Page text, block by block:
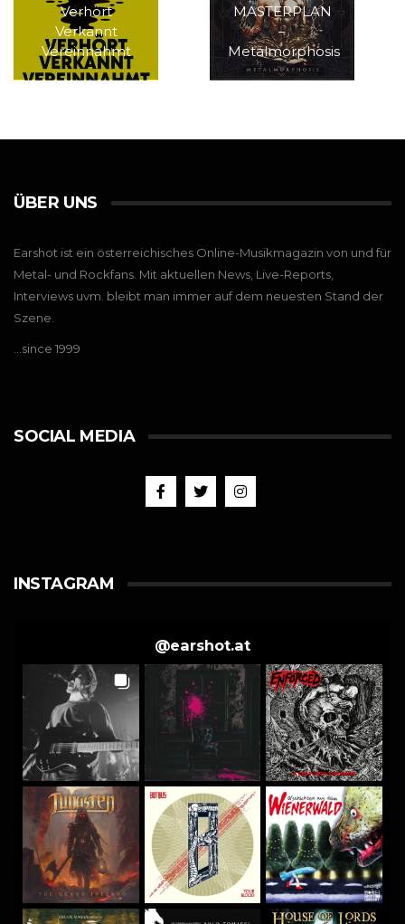
Verhört
Verkannt
Vereinnahmt
MASTERPLAN
–
Metalmorphosis
ÜBER UNS
Earshot ist ein österreichisches Online-Musikmagazin von und für
Metal- und Rockfans. Mit aktuellen News, Live-Reports,
Interviews uvm. bleibt man immer auf dem neuesten Stand der
Szene.
…since 1999
SOCIAL MEDIA
INSTAGRAM
@earshot.at